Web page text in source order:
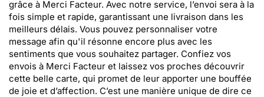
grâce à Merci Facteur. Avec notre service, l’envoi sera à la
fois simple et rapide, garantissant une livraison dans les
meilleurs délais. Vous pouvez personnaliser votre
message afin qu'il résonne encore plus avec les
sentiments que vous souhaitez partager. Confiez vos
envois à Merci Facteur et laissez vos proches découvrir
cette belle carte, qui promet de leur apporter une bouffée
de joie et d’affection. C’est une manière unique de dire ce